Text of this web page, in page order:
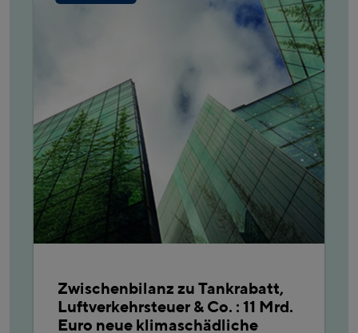
Zwischenbilanz zu Tankrabatt,
Luftverkehrsteuer & Co. : 11 Mrd.
Euro neue klimaschädliche